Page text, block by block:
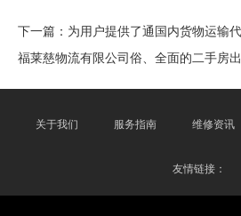
下一篇： 为用户提供了通国内货物运输
福莱慈物流有限公司俗、全面的二手房
关于我们 服务指南 维修资讯
友情链接：